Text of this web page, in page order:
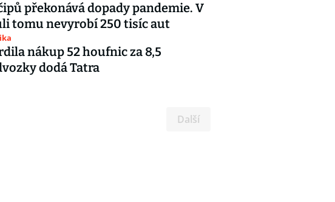
překonává dopady pandemie. V
tomu nevyrobí 250 tisíc aut
nákup 52 houfnic za 8,5
dodá Tatra
Další